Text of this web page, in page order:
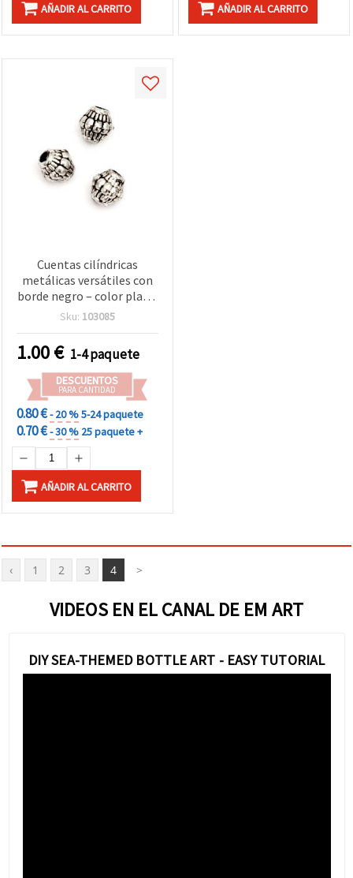
AÑADIR AL CARRITO AÑADIR AL CARRITO
Cuentas cilíndricas
metálicas versátiles con
borde negro – color plata,
7 x 7,5 mm, agujero 2 mm,
para bisutería, enfilado de
abalorios y manualidades
DIY
Sku: 103085
1.00€ 1-4 paquete
DESCUENTOS
PARA CANTIDAD
0.80 €- 20 %5-24 paquete
0.70 €- 30 % 25 paquete +
AÑADIR AL CARRITO
‹ 1 2 3 4 >
VIDEOS EN EL CANAL DE EM ART
DIY SEA-THEMED BOTTLE ART - EASY TUTORIAL